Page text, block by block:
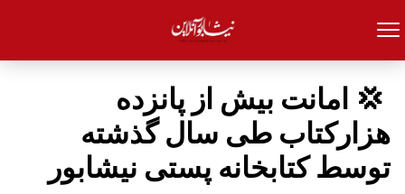
‍ 💢 امانت بیش از پانزده
هزارکتاب طی سال گذشته
توسط کتابخانه پستی نیشابور